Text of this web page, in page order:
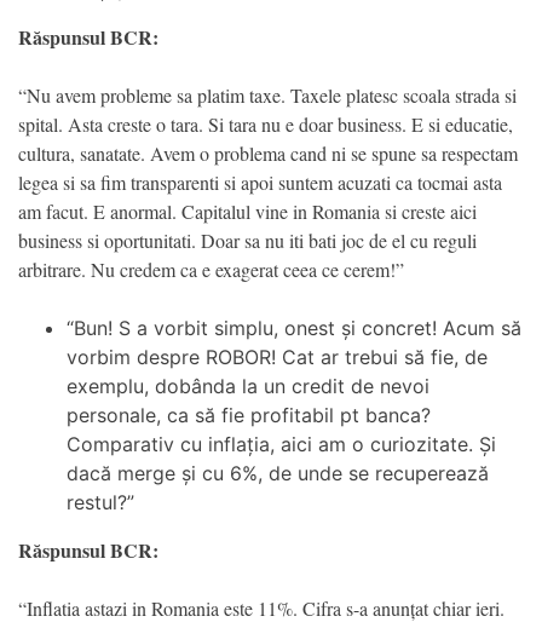
Răspunsul BCR:
“Nu avem probleme sa platim taxe. Taxele platesc scoala strada si
spital. Asta creste o tara. Si tara nu e doar business. E si educatie,
cultura, sanatate. Avem o problema cand ni se spune sa respectam
legea si sa fim transparenti si apoi suntem acuzati ca tocmai asta
am facut. E anormal. Capitalul vine in Romania si creste aici
business si oportunitati. Doar sa nu iti bati joc de el cu reguli
arbitrare. Nu credem ca e exagerat ceea ce cerem!”
“Bun! S a vorbit simplu, onest și concret! Acum să
vorbim despre ROBOR! Cat ar trebui să fie, de
exemplu, dobânda la un credit de nevoi
personale, ca să fie profitabil pt banca?
Comparativ cu inflația, aici am o curiozitate. Și
dacă merge și cu 6%, de unde se recuperează
restul?”
Răspunsul BCR:
“Inflatia astazi in Romania este 11%. Cifra s-a anunțat chiar ieri.